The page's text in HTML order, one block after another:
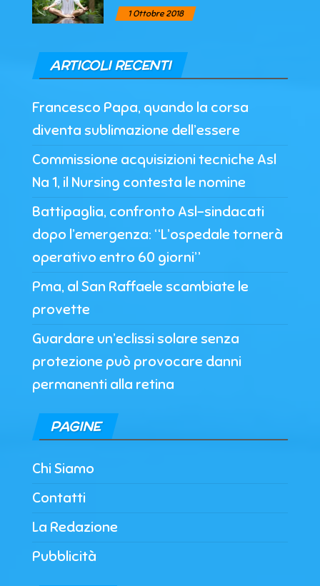
1 Ottobre 2018
ARTICOLI RECENTI
Francesco Papa, quando la corsa
diventa sublimazione dell’essere
Commissione acquisizioni tecniche Asl
Na 1, il Nursing contesta le nomine
Battipaglia, confronto Asl-sindacati
dopo l’emergenza: “L’ospedale tornerà
operativo entro 60 giorni”
Pma, al San Raffaele scambiate le
provette
Guardare un’eclissi solare senza
protezione può provocare danni
permanenti alla retina
PAGINE
Chi Siamo
Contatti
La Redazione
Pubblicità